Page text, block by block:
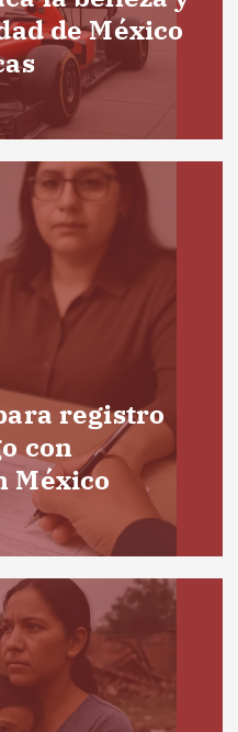
de México
registro
con
México